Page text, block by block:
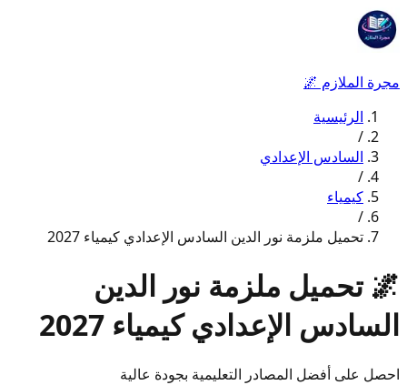
مجرة الملازم 🌌
الرئيسية
/
السادس الإعدادي
/
كيمياء
/
تحميل ملزمة نور الدين السادس الإعدادي كيمياء 2027
🌌 تحميل ملزمة نور الدين
السادس الإعدادي كيمياء 2027
احصل على أفضل المصادر التعليمية بجودة عالية